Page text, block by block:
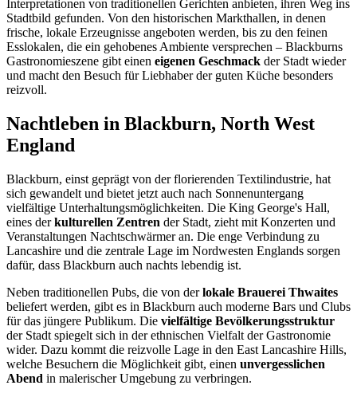
Interpretationen von traditionellen Gerichten anbieten, ihren Weg ins
Stadtbild gefunden. Von den historischen Markthallen, in denen
frische, lokale Erzeugnisse angeboten werden, bis zu den feinen
Esslokalen, die ein gehobenes Ambiente versprechen – Blackburns
Gastronomieszene gibt einen eigenen Geschmack der Stadt wieder
und macht den Besuch für Liebhaber der guten Küche besonders
reizvoll.
Nachtleben in Blackburn, North West
England
Blackburn, einst geprägt von der florierenden Textilindustrie, hat
sich gewandelt und bietet jetzt auch nach Sonnenuntergang
vielfältige Unterhaltungsmöglichkeiten. Die King George's Hall,
eines derkulturellen Zentren der Stadt, zieht mit Konzerten und
Veranstaltungen Nachtschwärmer an. Die enge Verbindung zu
Lancashire und die zentrale Lage im Nordwesten Englands sorgen
dafür, dass Blackburn auch nachts lebendig ist.
Neben traditionellen Pubs, die von derlokale Brauerei Thwaites
beliefert werden, gibt es in Blackburn auch moderne Bars und Clubs
für das jüngere Publikum. Die vielfältige Bevölkerungsstruktur
der Stadt spiegelt sich in der ethnischen Vielfalt der Gastronomie
wider. Dazu kommt die reizvolle Lage in den East Lancashire Hills,
welche Besuchern die Möglichkeit gibt, einen unvergesslichen
Abend in malerischer Umgebung zu verbringen.